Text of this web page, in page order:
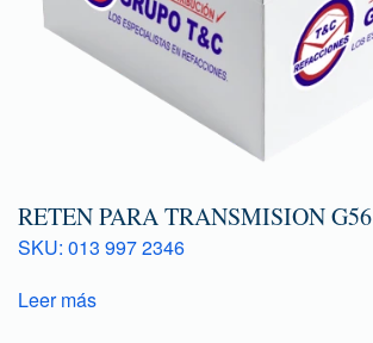
RETEN PARA TRANSMISION G56
SKU: 013 997 2346
Leer más